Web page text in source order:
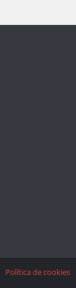
Política de cookies